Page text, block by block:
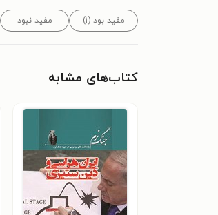
مفید بود (۱) مفید نبود
کتاب‌های مشابه